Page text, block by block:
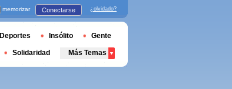
memorizar Conectarse ¿olvidado?
Deportes Insólito Gente
Solidaridad Más Temas